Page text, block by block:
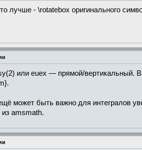
лучше - \rotatebox оригинального
или euex — прямой/вертикальный.
может быть важно для интегралов
amsmath.